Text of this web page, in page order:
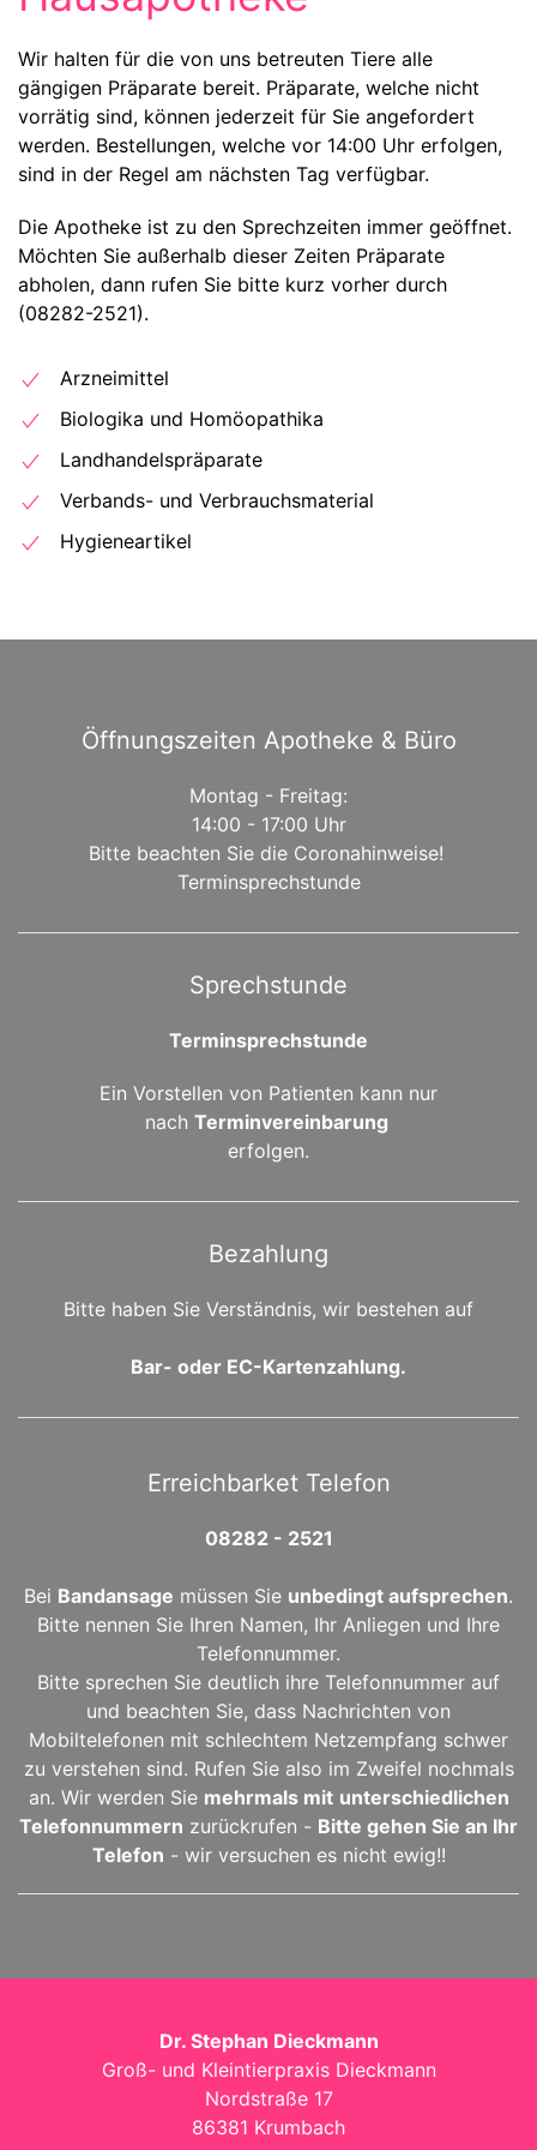
Wir halten für die von uns betreuten Tiere alle
gängigen Präparate bereit. Präparate, welche nicht
vorrätig sind, können jederzeit für Sie angefordert
werden. Bestellungen, welche vor 14:00 Uhr erfolgen,
sind in der Regel am nächsten Tag verfügbar.
Die Apotheke ist zu den Sprechzeiten immer geöffnet.
Möchten Sie außerhalb dieser Zeiten Präparate
abholen, dann rufen Sie bitte kurz vorher durch
(08282-2521).
Arzneimittel
Biologika und Homöopathika
Landhandelspräparate
Verbands- und Verbrauchsmaterial
Hygieneartikel
Öffnungszeiten Apotheke & Büro
Montag - Freitag:
14:00 - 17:00 Uhr
Bitte beachten Sie die Coronahinweise!
Terminsprechstunde
Sprechstunde
Terminsprechstunde
Ein Vorstellen von Patienten kann nur
nach Terminvereinbarung
erfolgen.
Bezahlung
Bitte haben Sie Verständnis, wir bestehen auf
Bar- oder EC-Kartenzahlung.
Erreichbarket Telefon
08282 - 2521
Bei Bandansage müssen Sie unbedingt aufsprechen.
Bitte nennen Sie Ihren Namen, Ihr Anliegen und Ihre
Telefonnummer.
Bitte sprechen Sie deutlich ihre Telefonnummer auf
und beachten Sie, dass Nachrichten von
Mobiltelefonen mit schlechtem Netzempfang schwer
zu verstehen sind. Rufen Sie also im Zweifel nochmals
an. Wir werden Sie mehrmals mit unterschiedlichen
Telefonnummern zurückrufen - Bitte gehen Sie an Ihr
Telefon - wir versuchen es nicht ewig!!
Dr. Stephan Dieckmann
Groß- und Kleintierpraxis Dieckmann
Nordstraße 17
86381 Krumbach